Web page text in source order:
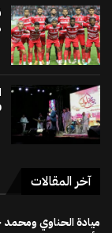
آخر المقالات
ميادة الحناوي